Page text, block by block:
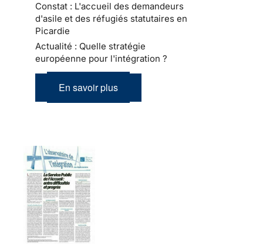
Constat : L'accueil des demandeurs
d'asile et des réfugiés statutaires en
Picardie
Actualité : Quelle stratégie
européenne pour l'intégration ?
En savoir plus